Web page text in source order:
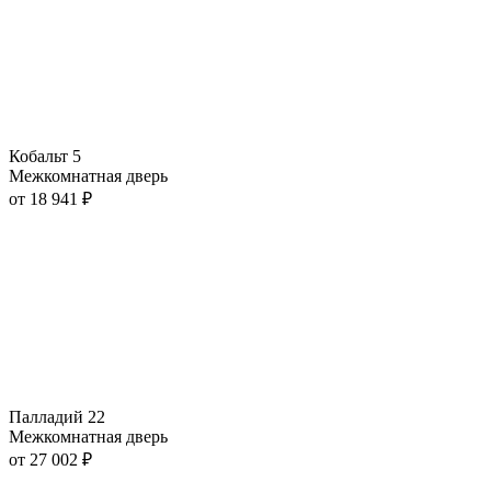
Кобальт 5
Межкомнатная дверь
от 18 941 ₽
Палладий 22
Межкомнатная дверь
от 27 002 ₽